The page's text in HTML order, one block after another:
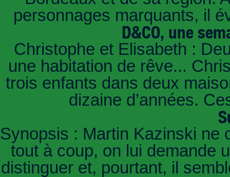
personnages marquants, il
D&CO, une
Christophe et Elisabeth :
une habitation de rêve...
trois enfants dans deux
dizaine d’années.
Synopsis : Martin Kazinski ne
tout à coup, on lui demande
distinguer et, pourtant, il